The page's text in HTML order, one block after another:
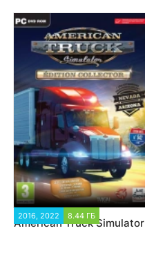
2016, 2022 8.44 ГБ
American Truck Simulator